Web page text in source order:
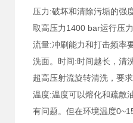
压力:破坏和清除污垢的强
取高压力1400 bar运行压
流量:冲刷能力和打击频率
洗面。时间:时间越长，清
超高压射流旋转清洗，要
温度:温度可以熔化和疏散
有问题。但在环境温度